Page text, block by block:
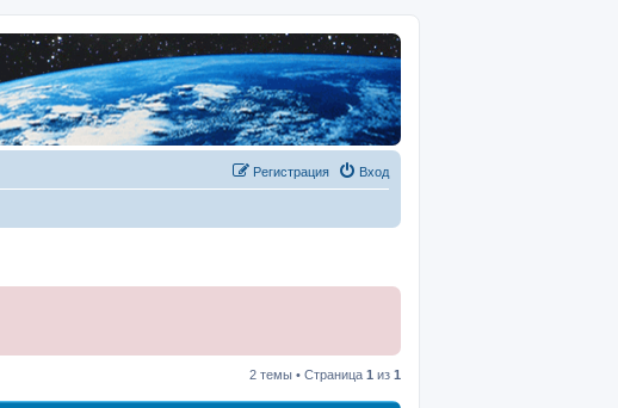
Вход
Регистрация
2 темы • Страница 1 из 1